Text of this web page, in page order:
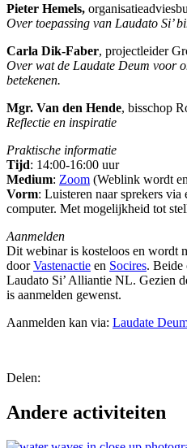
Pieter Hemels,
Over toepassing van Laudato Si’
Carla Dik-Faber, projectleider
Over wat de Laudate Deum voor
betekenen.
Mgr. Van den Hende, bisschop
Reflectie en inspiratie
Praktische informatie
Tijd: 14:00-16:00 uur
Medium: Zoom (Weblink wordt
Vorm: Luisteren naar sprekers
computer. Met mogelijkheid tot
Aanmelden
Dit webinar is kosteloos en wordt
doorVastenactie en Socires. Beide
Laudato Si’ Alliantie NL. Gezien
is aanmelden gewenst.
Aanmelden kan via: Laudate
Delen:
Andere activiteiten